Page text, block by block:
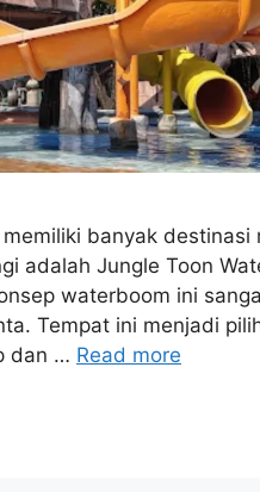
banyak destinasi
adalah Jungle Toon
waterboom ini
Tempat ini menjadi
dan … Read more